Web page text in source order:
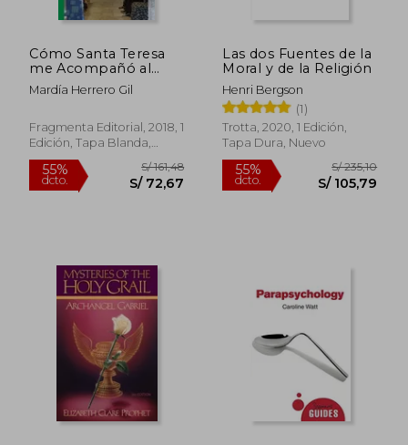
Rápido
Cómo Santa Teresa
me Acompañó al
Sufismo
Mardía Herrero Gil
Fragmenta Editorial, 2018, 1
Edición, Tapa Blanda,
Nuevo
Las dos Fuentes de la
Moral y de la Religión
Henri Bergson
(1)
Trotta, 2020, 1 Edición,
Tapa Dura, Nuevo